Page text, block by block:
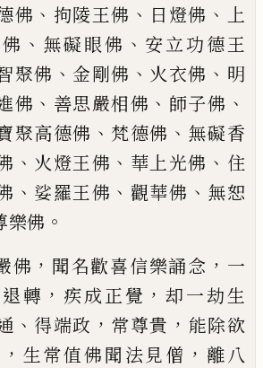
佛 、 拘陵王佛 、 日燈佛 、
上
、 無礙眼佛 、 安立功德王
聚佛 、 金剛佛 、 火衣佛 、 明
佛 、 善思嚴相佛 、 師子佛 、
聚高德佛 、 梵德佛 、 無礙香
、 火燈王佛 、 華上光佛 、 住
、 娑羅王佛 、 觀華佛 、 無恕
樂佛 。
佛 ， 聞名歡喜信樂誦念 ， 一
轉 ， 疾成正覺 ，却一劫生
、 得端政 ， 常尊貴 ， 能除欲
， 生常值佛聞法見僧 ， 離八